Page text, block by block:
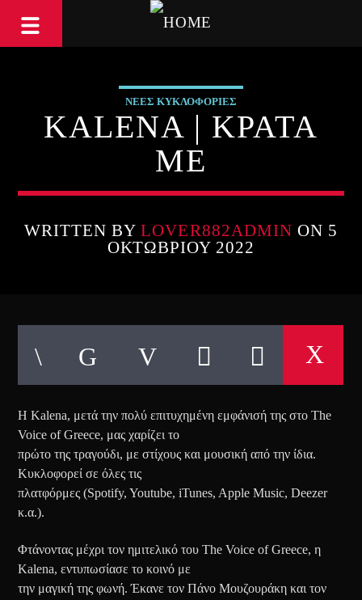
ΝΕΕΣ ΚΥΚΛΟΦΟΡΙΕΣ
KALENA | ΚΡΑΤΑ
ΜΕ
WRITTEN BYLOVER882ADMIN ON 5
ΟΚΤΩΒΡΊΟΥ 2022
Η Kalena, μετά την πολύ επιτυχημένη εμφάνισή της στο The
Voice of Greece, μας χαρίζει το
πρώτο της τραγούδι, με στίχους και μουσική από την ίδια.
Κυκλοφορεί σε όλες τις
πλατφόρμες (Spotify, Youtube, iTunes, Apple Music, Deezer
κ.α.).
Φτάνοντας μέχρι τον ημιτελικό του The Voice of Greece, η
Kalena, εντυπωσίασε το κοινό με
την μαγική της φωνή. Έκανε τον Πάνο Μουζουράκη και τον